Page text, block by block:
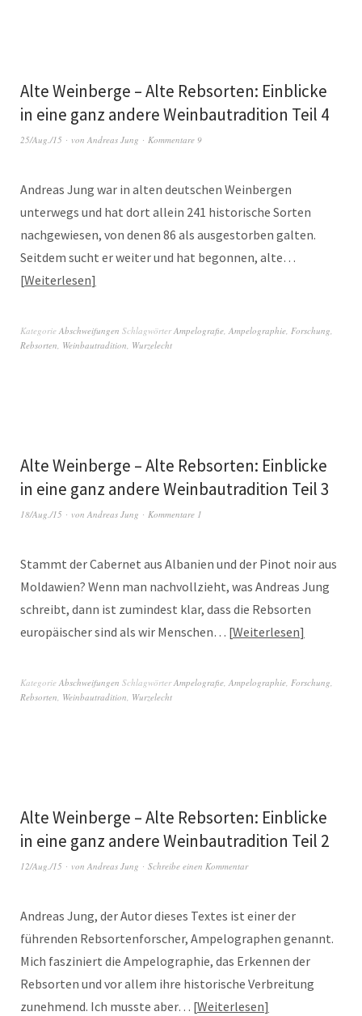
Alte Weinberge – Alte Rebsorten: Einblicke
in eine ganz andere Weinbautradition Teil 4
25/Aug./15 von Andreas Jung Kommentare 9
Andreas Jung war in alten deutschen Weinbergen
unterwegs und hat dort allein 241 historische Sorten
nachgewiesen, von denen 86 als ausgestorben galten.
Seitdem sucht er weiter und hat begonnen, alte…
Weiterlesen
Kategorie Abschweifungen SchlagwörterAmpelografie Ampelographie Forschung
Rebsorten Weinbautradition Wurzelecht
Alte Weinberge – Alte Rebsorten: Einblicke
in eine ganz andere Weinbautradition Teil 3
18/Aug./15 von Andreas Jung Kommentare 1
Stammt der Cabernet aus Albanien und der Pinot noir aus
Moldawien? Wenn man nachvollzieht, was Andreas Jung
schreibt, dann ist zumindest klar, dass die Rebsorten
europäischer sind als wir Menschen… Weiterlesen
Kategorie Abschweifungen SchlagwörterAmpelografie Ampelographie Forschung
Rebsorten Weinbautradition Wurzelecht
Alte Weinberge – Alte Rebsorten: Einblicke
in eine ganz andere Weinbautradition Teil 2
12/Aug./15 von Andreas Jung Schreibe einen Kommentar
Andreas Jung, der Autor dieses Textes ist einer der
führenden Rebsortenforscher, Ampelographen genannt.
Mich fasziniert die Ampelographie, das Erkennen der
Rebsorten und vor allem ihre historische Verbreitung
zunehmend. Ich musste aber… Weiterlesen